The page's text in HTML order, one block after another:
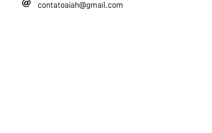
contatoaiah@gmail.com